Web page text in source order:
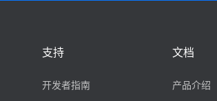
支持
开发者指南
文档
产品介绍